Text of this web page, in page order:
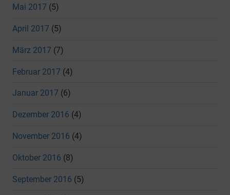
Mai 2017 (5)
April 2017 (5)
März 2017 (7)
Februar 2017 (4)
Januar 2017 (6)
Dezember 2016 (4)
November 2016 (4)
Oktober 2016 (8)
September 2016 (5)